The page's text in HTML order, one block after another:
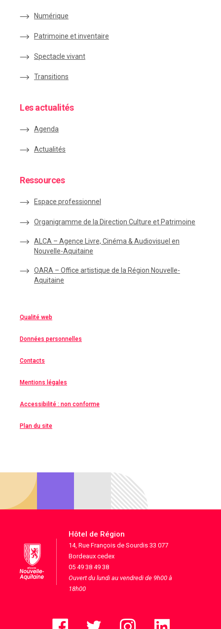
Numérique
Patrimoine et inventaire
Spectacle vivant
Transitions
Les actualités
Agenda
Actualités
Ressources
Espace professionnel
Organigramme de la Direction Culture et Patrimoine
ALCA – Agence Livre, Cinéma & Audiovisuel en
Nouvelle-Aquitaine
OARA – Office artistique de la Région Nouvelle-
Aquitaine
Qualité web
Données personnelles
Contacts
Mentions légales
Accessibilité : non conforme
Plan du site
Hôtel de Région
14, Rue François de Sourdis 33 077
Bordeaux cedex
05 49 38 49 38
Ouvert du lundi au vendredi de 9h00 à
18h00